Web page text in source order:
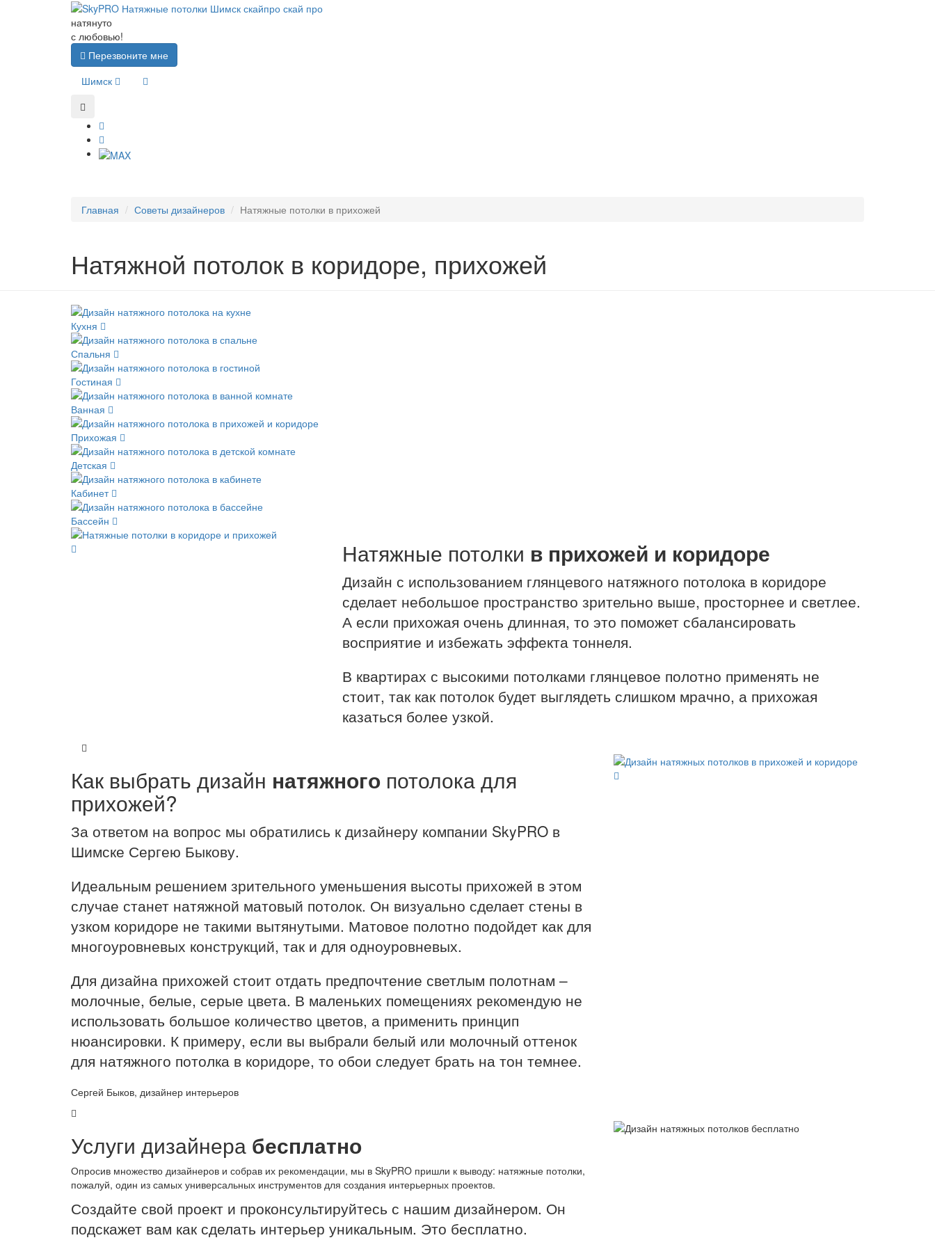
натянуто
с любовью!
Перезвоните мне
Шимск
Главная Советы дизайнеров Натяжные потолки в прихожей
Натяжной потолок в коридоре, прихожей
Кухня
Спальня
Гостиная
Ванная
Прихожая
Детская
Кабинет
Бассейн
Натяжные потолки в прихожей и коридоре
Дизайн с использованием глянцевого натяжного потолока в коридоре
сделает небольшое пространство зрительно выше, просторнее и светлее.
А если прихожая очень длинная, то это поможет сбалансировать
восприятие и избежать эффекта тоннеля.
В квартирах с высокими потолками глянцевое полотно применять не
стоит, так как потолок будет выглядеть слишком мрачно, а прихожая
казаться более узкой.
Как выбрать дизайн натяжного потолока для
прихожей?
За ответом на вопрос мы обратились к дизайнеру компании SkyPRO в
Шимске Сергею Быкову.
Идеальным решением зрительного уменьшения высоты прихожей в этом
случае станет натяжной матовый потолок. Он визуально сделает стены в
узком коридоре не такими вытянутыми. Матовое полотно подойдет как для
многоуровневых конструкций, так и для одноуровневых.
Для дизайна прихожей стоит отдать предпочтение светлым полотнам –
молочные, белые, серые цвета. В маленьких помещениях рекомендую не
использовать большое количество цветов, а применить принцип
нюансировки. К примеру, если вы выбрали белый или молочный оттенок
для натяжного потолка в коридоре, то обои следует брать на тон темнее.
Сергей Быков, дизайнер интерьеров
Услуги дизайнера бесплатно
Опросив множество дизайнеров и собрав их рекомендации, мы в SkyPRO пришли к выводу: натяжные потолки,
пожалуй, один из самых универсальных инструментов для создания интерьерных проектов.
Создайте свой проект и проконсультируйтесь с нашим дизайнером. Он
подскажет вам как сделать интерьер уникальным. Это бесплатно.